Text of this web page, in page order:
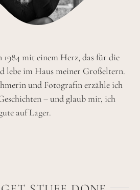
mit einem Herz, das für die
lebe im Haus meiner Großeltern.
und Fotografin erzähle ich
– und glaub mir, ich
auf Lager.